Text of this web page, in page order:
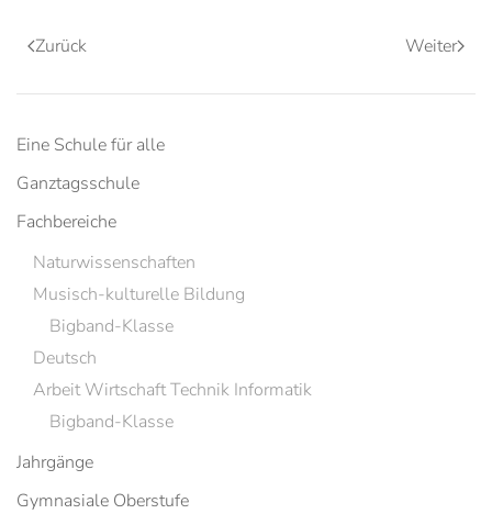
Zurück Weiter
Eine Schule für alle
Ganztagsschule
Fachbereiche
Naturwissenschaften
Musisch-kulturelle Bildung
Bigband-Klasse
Deutsch
Arbeit Wirtschaft Technik Informatik
Bigband-Klasse
Jahrgänge
Gymnasiale Oberstufe